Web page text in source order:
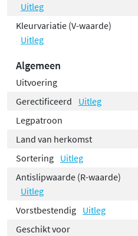
Uitleg
Kleurvariatie (V-waarde)
Uitleg
Algemeen
Uitvoering
Gerectificeerd
Uitleg
Legpatroon
Land van herkomst
Sortering Uitleg
Antislipwaarde (R-waarde)
Uitleg
Vorstbestendig Uitleg
Geschikt voor